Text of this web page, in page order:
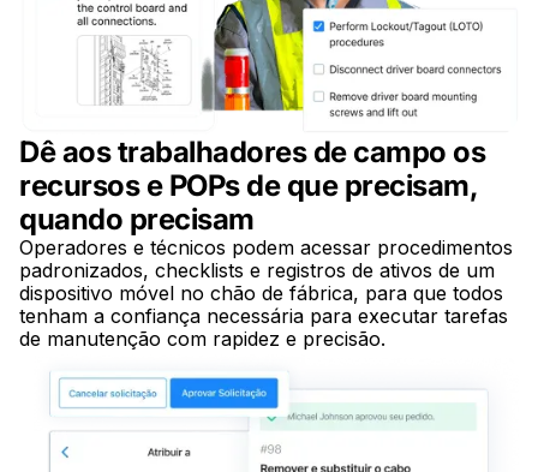
Dê aos trabalhadores de campo os
recursos e POPs de que precisam,
quando precisam
Operadores e técnicos podem acessar procedimentos
padronizados, checklists e registros de ativos de um
dispositivo móvel no chão de fábrica, para que todos
tenham a confiança necessária para executar tarefas
de manutenção com rapidez e precisão.